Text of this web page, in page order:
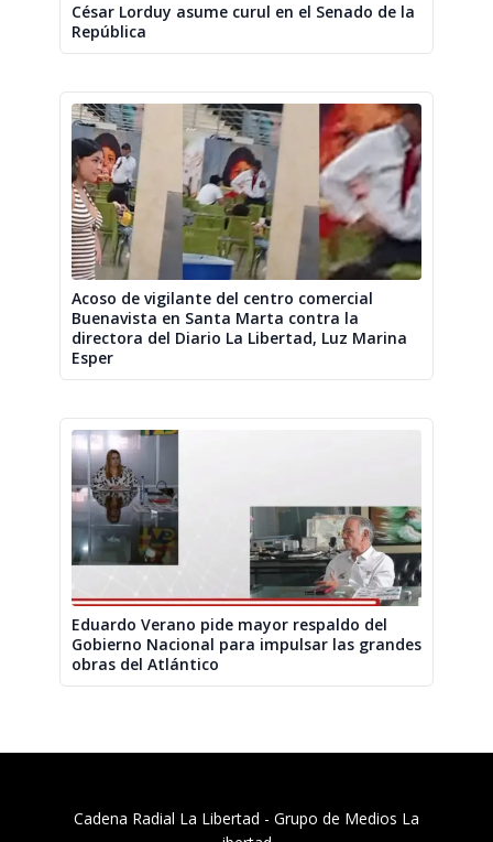
César Lorduy asume curul en el Senado de la
República
Acoso de vigilante del centro comercial
Buenavista en Santa Marta contra la
directora del Diario La Libertad, Luz Marina
Esper
Eduardo Verano pide mayor respaldo del
Gobierno Nacional para impulsar las grandes
obras del Atlántico
Cadena Radial La Libertad​ - Grupo de Medios La